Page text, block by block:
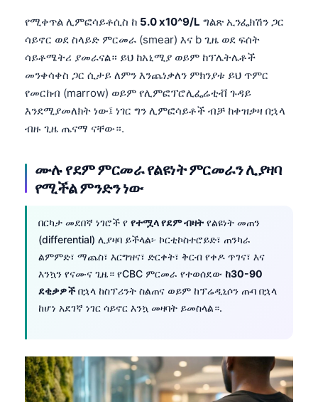
የሚቀጥል ሊምፎሳይቶሲስ ከ 5.0 x10^9/L ግልጽ ኢንፌክሽን ጋር
ሳይኖር ወደ ስላይድ ምርመራ (smear) እና b ጊዜ ወደ ፍሰት
ሳይቶሜትሪ ያመራናል። ይህ ከአኒሚያ ወይም ከፕሌትሌቶች
መንቀሳቀስ ጋር ሲታይ ለምን እንጨነቃለን ምክንያቱ ይህ ጥምር
የመርከብ (marrow) ወይም የሊምፎፕሮሊፌሬቲቭ ጉዳይ
እንደሚያመለክት ነው፤ ነገር ግን ሊምፎሳይቶች ብቻ ከቀዝቃዛ በኋላ
ብዙ ጊዜ ጤናማ ናቸው።.
ሙሉ የደም ምርመራ የልዩነት ምርመራን ሊያዛባ
የሚችል ምንድን ነው
በርካታ መደበኛ ነገሮች የ የተሟላ የደም ብዛትየልዩነት መጠን
(differential) ሊያዛባ ይችላል፦ ኮርቲኮስተሮይድ፣ ጠንካራ
ልምምድ፣ ማጨስ፣ እርግዝና፣ ድርቀት፣ ቅርብ የቀዶ ጥገና፣ እና
እንኳን የናሙና ጊዜ። የCBC ምርመራ የተወሰደው ከ30-90
ደቂቃዎችበኋላ ከስፕሪንት ስልጠና ወይም ከፕሬዲኒሶን ጡባ በኋላ
ከሆነ አደገኛ ነገር ሳይኖር እንኳ መዛባት ይመስላል።.
Български
Dansk
Bahasa Indonesia
Հայերեն
Íslenska
Српски језик
Bosanski
Eesti
日本語
Čeština
ქართული
Русский
Lietuvių kalba